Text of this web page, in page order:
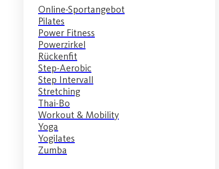
Online-Sportangebot
Pilates
Power Fitness
Powerzirkel
Rückenfit
Step-Aerobic
Step Intervall
Stretching
Thai-Bo
Workout & Mobility
Yoga
Yogilates
Zumba